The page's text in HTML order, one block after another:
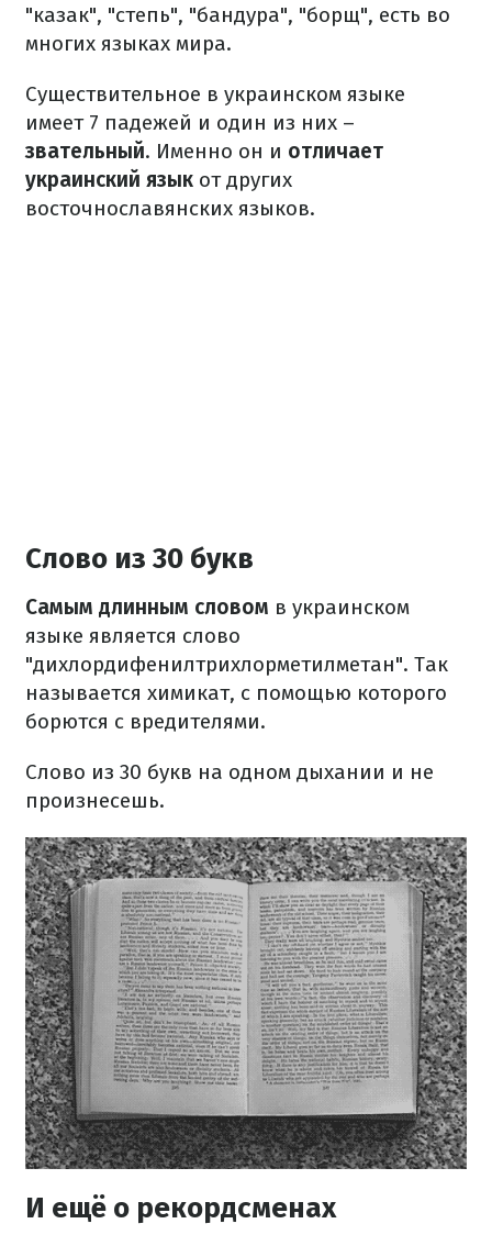
"казак", "степь", "бандура", "борщ", есть во
многих языках мира.
Существительное в украинском языке
имеет 7 падежей и один из них –
звательный. Именно он и отличает
украинский язык от других
восточнославянских языков.
Слово из 30 букв
Самым длинным словом в украинском
языке является слово
"дихлордифенилтрихлорметилметан". Так
называется химикат, с помощью которого
борются с вредителями.
Слово из 30 букв на одном дыхании и не
произнесешь.
И ещё о рекордсменах